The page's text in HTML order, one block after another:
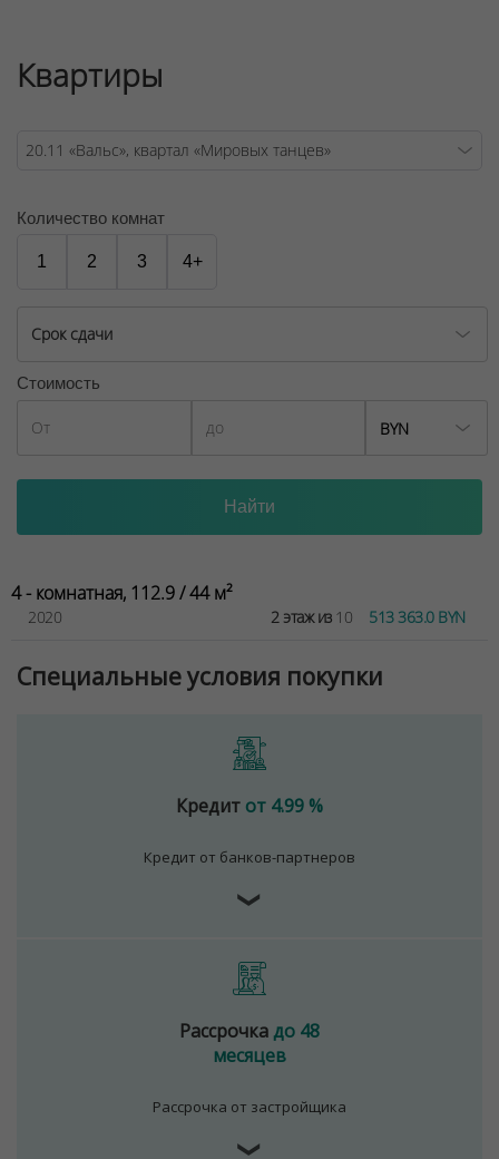
Квартиры
Количество комнат
1 2 3 4+
Срок сдачи
Стоимость
BYN
4 - комнатная, 112.9 / 44 м²
2020 2 этаж из10 513 363.0 BYN
Специальные условия покупки
Кредит от 4.99 %
Кредит от банков-партнеров
❯
Рассрочкадо 48
месяцев
Рассрочка от застройщика
❯